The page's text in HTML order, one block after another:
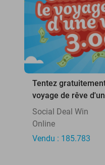
Tentez
voyage de rêve
Social Deal Win
Online
Vendu : 185.783